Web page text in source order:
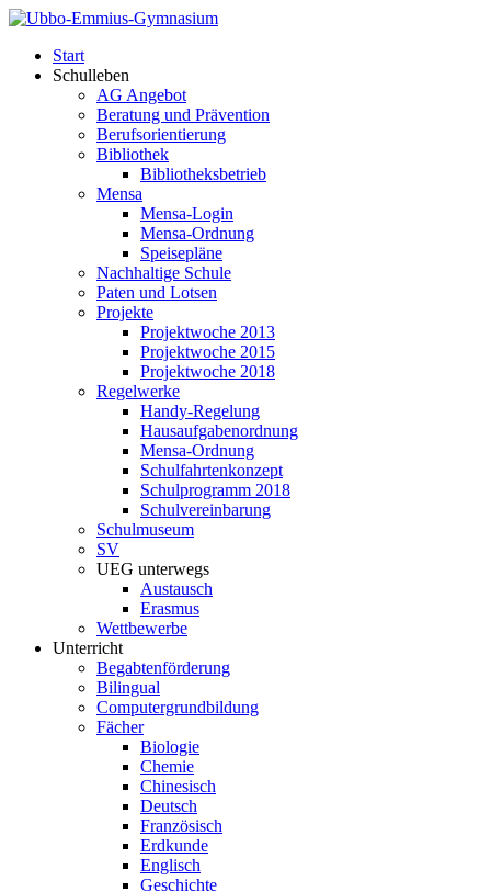
Start
Schulleben
AG Angebot
Beratung und Prävention
Berufsorientierung
Bibliothek
Bibliotheksbetrieb
Mensa
Mensa-Login
Mensa-Ordnung
Speisepläne
Nachhaltige Schule
Paten und Lotsen
Projekte
Projektwoche 2013
Projektwoche 2015
Projektwoche 2018
Regelwerke
Handy-Regelung
Hausaufgabenordnung
Mensa-Ordnung
Schulfahrtenkonzept
Schulprogramm 2018
Schulvereinbarung
Schulmuseum
SV
UEG unterwegs
Austausch
Erasmus
Wettbewerbe
Unterricht
Begabtenförderung
Bilingual
Computergrundbildung
Fächer
Biologie
Chemie
Chinesisch
Deutsch
Französisch
Erdkunde
Englisch
Geschichte